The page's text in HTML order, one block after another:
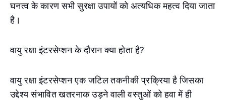
घनत्व के कारण सभी सुरक्षा उपायों को अत्यधिक महत्व दिया जाता
है।
वायु रक्षा इंटरसेप्शन के दौरान क्या होता है?
वायु रक्षा इंटरसेप्शन एक जटिल तकनीकी प्रक्रिया है जिसका
उद्देश्य संभावित खतरनाक उड़ने वाली वस्तुओं को हवा में ही